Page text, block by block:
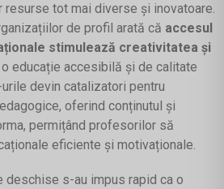
resurse tot mai diverse și inovatoare.
de profil arată că accesul
stimulează creativitatea și
educație accesibilă și de calitate
devin catalizatori pentru
oferind conținutul și
permițând profesorilor să
eficiente și motivaționale.
deschise s-au impus rapid ca o